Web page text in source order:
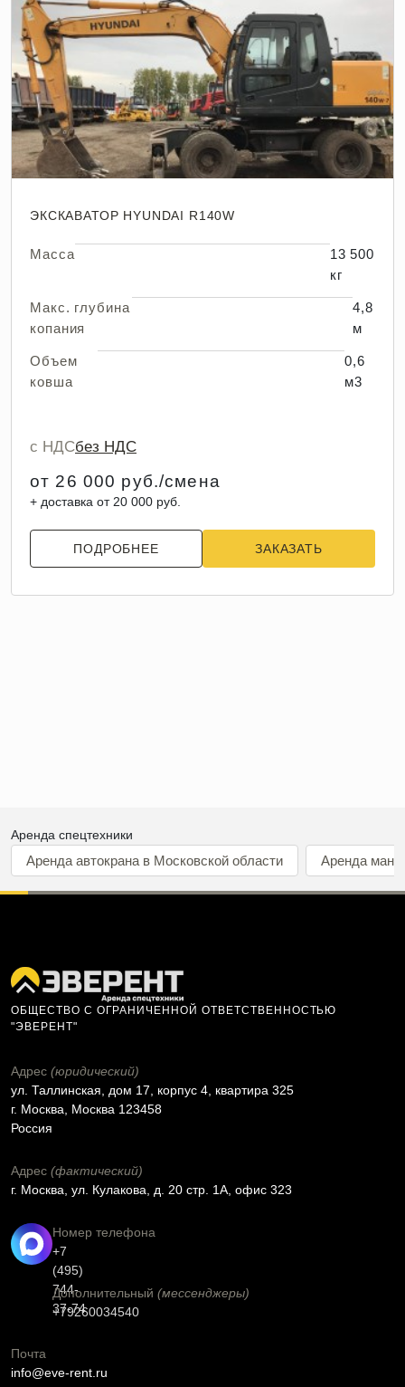
ЭКСКАВАТОР HYUNDAI R140W
Масса
13 500
кг
Макс. глубина
копания
4,8
м
Объем
ковша
0,6
м3
с НДСбез НДС
от 26 000 руб./смена
+ доставка от 20 000 руб.
ПОДРОБНЕЕ ЗАКАЗАТЬ
Аренда спецтехники
Аренда автокрана в Московской области Аренда
ОБЩЕСТВО С ОГРАНИЧЕННОЙ ОТВЕТСТВЕННОСТЬЮ
"ЭВЕРЕНТ"
Адрес (юридический)
ул. Таллинская, дом 17, корпус 4, квартира 325
г. Москва, Москва 123458
Россия
Адрес (фактический)
г. Москва, ул. Кулакова, д. 20 стр. 1А, офис 323
Номер телефона
+7
(495)
744-
37-74
Дополнительный (мессенджеры)
+79260034540
Почта
info@eve-rent.ru